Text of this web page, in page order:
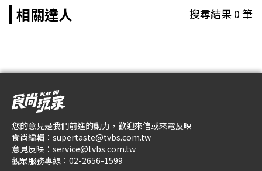
相關達人 搜尋結果0筆
您的意見是我們前進的動力，歡迎來信或來電反映
食尚編輯： supertaste@tvbs.com.tw
意見反映： service@tvbs.com.tw
觀眾服務專線： 02-2656-1599